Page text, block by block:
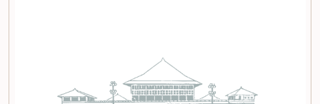
සංසදයේ සාමාජික මන්ත්‍රීවරු සහ වැඩමුළු මාලාව සඳහා අනුග්‍රාහකත්වය
සපයන සංවර්ධන සහකරු වන CII (Coalition for Inclusive Impact)
ආයතනයේ නියෝජිතයෝ එක්ව සිටියහ.මෙම වැඩමුළුව සඳහා සහභාගීවීමට
අපේක්ෂා කරන ගම්පහ දිස්ත්‍රික්කයේ වයස අවු 18 – 35 අතර තරුණ තරුණියන්